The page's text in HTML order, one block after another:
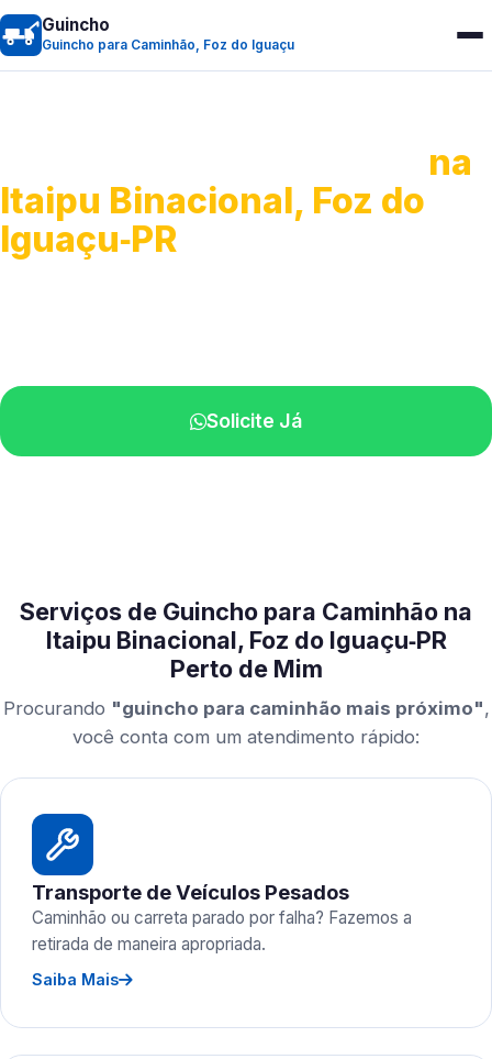
Guincho
Guincho para Caminhão, Foz do Iguaçu
na
Itaipu Binacional, Foz do
Iguaçu‑PR
Solicite Já
Serviços de Guincho para Caminhão na
Itaipu Binacional, Foz do Iguaçu‑PR
Perto de Mim
Procurando "guincho para caminhão mais próximo",
você conta com um atendimento rápido:
Transporte de Veículos Pesados
Caminhão ou carreta parado por falha? Fazemos a
retirada de maneira apropriada.
Saiba Mais